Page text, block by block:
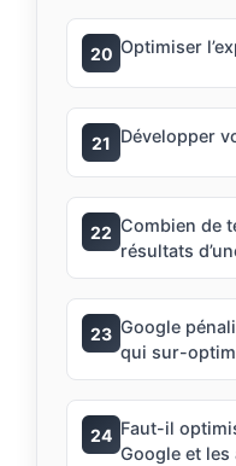
20 Optimiser
21 Développer
22 Combien de
résultats
23 Google
qui sur-
24 Faut-il
Google et